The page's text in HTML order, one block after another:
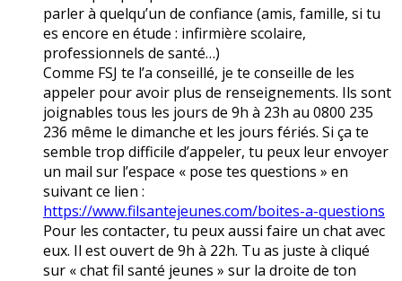
parler à quelqu’un de confiance (amis, famille, si tu
es encore en étude : infirmière scolaire,
professionnels de santé…)
Comme FSJ te l’a conseillé, je te conseille de les
appeler pour avoir plus de renseignements. Ils sont
joignables tous les jours de 9h à 23h au 0800 235
236 même le dimanche et les jours fériés. Si ça te
semble trop difficile d’appeler, tu peux leur envoyer
un mail sur l’espace « pose tes questions » en
suivant ce lien :
https://www.filsantejeunes.com/boites-a-questions
Pour les contacter, tu peux aussi faire un chat avec
eux. Il est ouvert de 9h à 22h. Tu as juste à cliqué
sur « chat fil santé jeunes » sur la droite de ton